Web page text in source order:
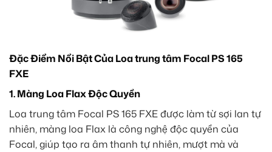
Đặc Điểm Nổi Bật Của Loa trung tâm Focal PS 165
FXE
1. Màng Loa Flax Độc Quyền
Loa trung tâm Focal PS 165 FXE được làm từ sợi lan tự
nhiên, màng loa Flax là công nghệ độc quyền của
Focal, giúp tạo ra âm thanh tự nhiên, mượt mà và